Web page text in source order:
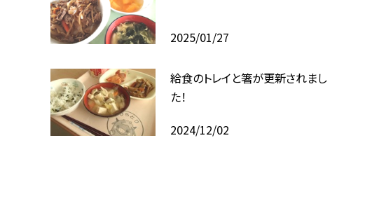
2025/01/27
給食のトレイと箸が更新されまし
た！
2024/12/02